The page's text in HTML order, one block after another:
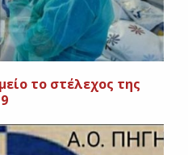
το στέλεχος της